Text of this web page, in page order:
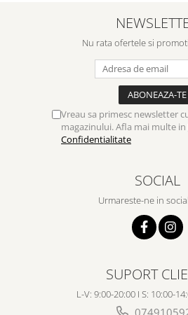
Nu rata ofertele si
Vreau sa primesc newsletter
magazinului. Afla mai multe in
Confidentialitate
SOCIAL
Urmareste-ne in
SUPORT
L-V: 9:00-20:00 I S: 10:00-